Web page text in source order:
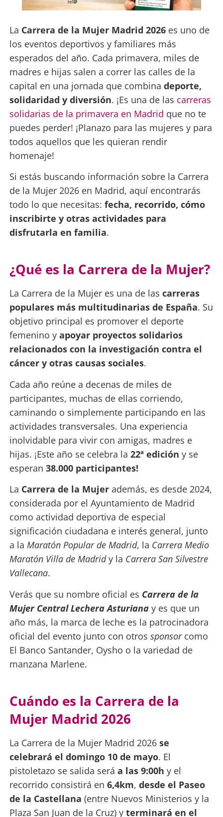
La Carrera de la Mujer Madrid 2026es uno de
los eventos deportivos y familiares más
esperados del año. Cada primavera, miles de
madres e hijas salen a correr las calles de la
capital en una jornada que combina deporte,
solidaridad y diversión. ¡Es una de las carreras
solidarias de la primavera en Madrid que no te
puedes perder! ¡Planazo para las mujeres y para
todos aquellos que les quieran rendir
homenaje!
Si estás buscando información sobre la Carrera
de la Mujer 2026 en Madrid, aquí encontrarás
todo lo que necesitas: fecha, recorrido, cómo
inscribirte y otras actividades para
disfrutarla en familia.
¿Qué es la Carrera de la Mujer?
La Carrera de la Mujer es una de las carreras
populares más multitudinarias de España. Su
objetivo principal es promover el deporte
femenino y apoyar proyectos solidarios
relacionados con la investigación contra el
cáncer y otras causas sociales.
Cada año reúne a decenas de miles de
participantes, muchas de ellas corriendo,
caminando o simplemente participando en las
actividades transversales. Una experiencia
inolvidable para vivir con amigas, madres e
hijas. ¡Este año se celebra la 22ª edición y se
esperan 38.000 participantes!
La Carrera de la Mujer además, es desde 2024,
considerada por el Ayuntamiento de Madrid
como actividad deportiva de especial
significación ciudadana e interés general, junto
a la Maratón Popular de Madrid, la Carrera Medio
Maratón Villa de Madridy la Carrera San Silvestre
Vallecana.
Verás que su nombre oficial es Carrera de la
Mujer Central Lechera Asturianay es que un
año más, la marca de leche es la patrocinadora
oficial del evento junto con otros sponsor como
El Banco Santander, Oysho o la variedad de
manzana Marlene.
Cuándo es la Carrera de la
Mujer Madrid 2026
La Carrera de la Mujer Madrid 2026 se
celebrará el domingo 10 de mayo. El
pistoletazo se salida será a las 9:00h y el
recorrido consistirá en 6,4km, desde el Paseo
de la Castellana (entre Nuevos Ministerios y la
Plaza San Juan de la Cruz) y terminará en el